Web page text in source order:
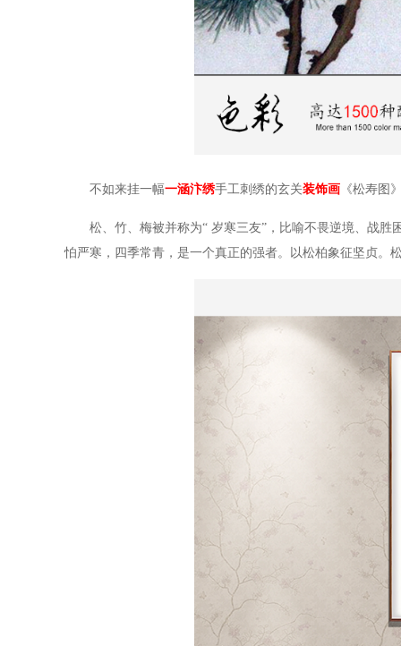
不如来挂一幅一涵汴绣手工刺绣的玄关装饰画 《松寿图
松、竹、梅被并称为“ 岁寒三友”，比喻不畏逆境、战
怕严寒，四季常青，是一个真正的强者。以松柏象征坚贞。